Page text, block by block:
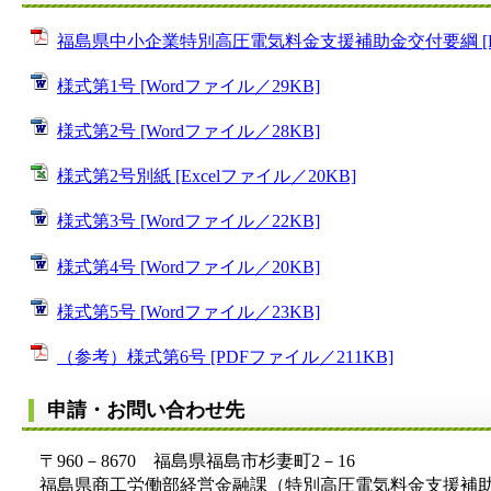
福島県中小企業特別高圧電気料金支援補助金交付要綱
様式第1号 [Wordファイル／29KB]
様式第2号 [Wordファイル／28KB]
様式第2号別紙 [Excelファイル／20KB]
様式第3号 [Wordファイル／22KB]
様式第4号 [Wordファイル／20KB]
様式第5号 [Wordファイル／23KB]
（参考）様式第6号 [PDFファイル／211KB]
申請・お問い合わせ先
〒960－8670 福島県福島市杉妻町2－16
福島県商工労働部経営金融課（特別高圧電気料金支援補